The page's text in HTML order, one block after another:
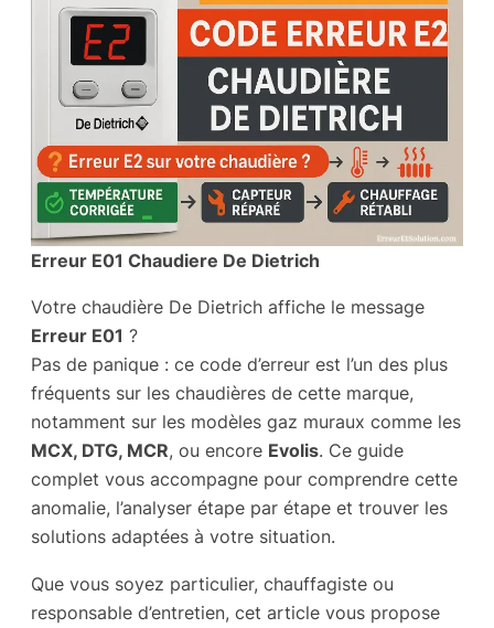
Erreur E01 Chaudiere De Dietrich
Votre chaudière De Dietrich affiche le message
Erreur E01 ?
Pas de panique : ce code d’erreur est l’un des plus
fréquents sur les chaudières de cette marque,
notamment sur les modèles gaz muraux comme les
MCX, DTG, MCR, ou encore Evolis. Ce guide
complet vous accompagne pour comprendre cette
anomalie, l’analyser étape par étape et trouver les
solutions adaptées à votre situation.
Que vous soyez particulier, chauffagiste ou
responsable d’entretien, cet article vous propose